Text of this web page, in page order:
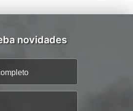
novidades